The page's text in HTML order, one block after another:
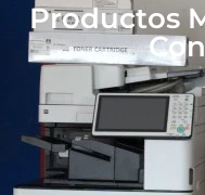
Productos